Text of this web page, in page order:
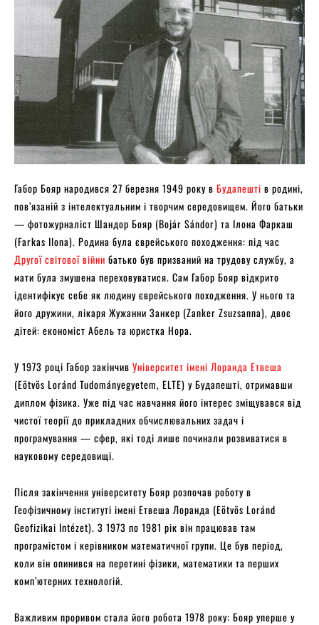
Габор Бояр народився 27 березня 1949 року в Будапешті в родині,
пов’язаній з інтелектуальним і творчим середовищем. Його батьки
— фотожурналіст Шандор Бояр (Bojár Sándor) та Ілона Фаркаш
(Farkas Ilona). Родина була єврейського походження: під час
Другої світової війни батько був призваний на трудову службу, а
мати була змушена переховуватися. Сам Габор Бояр відкрито
ідентифікує себе як людину єврейського походження. У нього та
його дружини, лікаря Жужанни Занкер (Zanker Zsuzsanna), двоє
дітей: економіст Абель та юристка Нора.
У 1973 році Габор закінчив Університет імені Лоранда Етвеша
(Eötvös Loránd Tudományegyetem, ELTE) у Будапешті, отримавши
диплом фізика. Уже під час навчання його інтерес зміщувався від
чистої теорії до прикладних обчислювальних задач і
програмування — сфер, які тоді лише починали розвиватися в
науковому середовищі.
Після закінчення університету Бояр розпочав роботу в
Геофізичному інституті імені Етвеша Лоранда (Eötvös Loránd
Geofizikai Intézet). З 1973 по 1981 рік він працював там
програмістом і керівником математичної групи. Це був період,
коли він опинився на перетині фізики, математики та перших
комп’ютерних технологій.
Важливим проривом стала його робота 1978 року: Бояр уперше у